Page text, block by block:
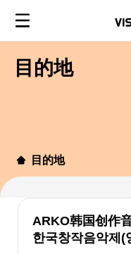
目的地
目的地
ARKO韩国创作
한국창작음악제(